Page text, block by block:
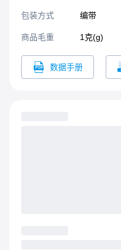
包装方式 编带
商品毛重 1克(g)
数据手册